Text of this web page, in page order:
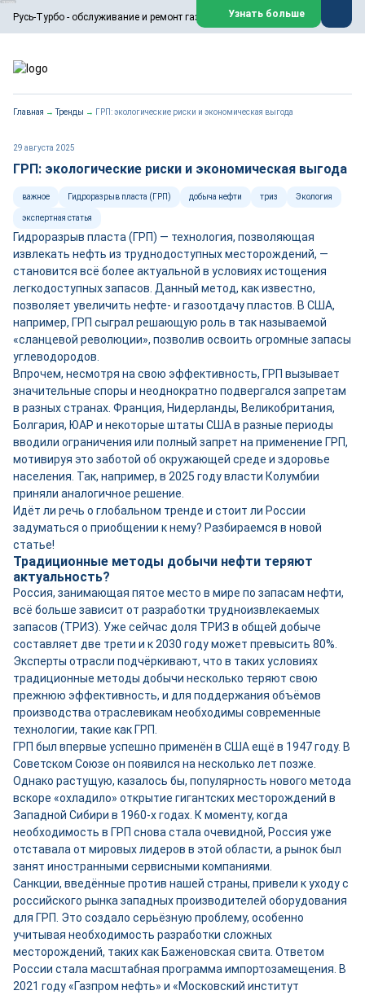
Русь-Турбо - обслуживание и ремонт газовых паровых турбин
ООО «Русь-Турбо» занимается сервисом газовых и паровых
турбин, комплексным ремонтом, восстановлением,
техническим обслуживанием оборудования ТЭС,
работают на нефтегазовых, нефтехимических,
металлургических и других предприятиях.
Реклама. ООО «Русь-Турбо», ИНН 7802588950
Узнать больше
Главная →Тренды → ГРП: экологические риски и экономическая выгода
29 августа 2025
ГРП: экологические риски и экономическая выгода
важное Гидроразрыв пласта (ГРП) добыча нефти триз Экология
экспертная статья
Гидроразрыв пласта (ГРП) — технология, позволяющая
извлекать нефть из труднодоступных месторождений, —
становится всё более актуальной в условиях истощения
легкодоступных запасов. Данный метод, как известно,
позволяет увеличить нефте- и газоотдачу пластов. В США,
например, ГРП сыграл решающую роль в так называемой
«сланцевой революции», позволив освоить огромные запасы
углеводородов.
Впрочем, несмотря на свою эффективность, ГРП вызывает
значительные споры и неоднократно подвергался запретам
в разных странах. Франция, Нидерланды, Великобритания,
Болгария, ЮАР и некоторые штаты США в разные периоды
вводили ограничения или полный запрет на применение ГРП,
мотивируя это заботой об окружающей среде и здоровье
населения. Так, например, в 2025 году власти Колумбии
приняли аналогичное решение.
Идёт ли речь о глобальном тренде и стоит ли России
задуматься о приобщении к нему? Разбираемся в новой
статье!
Традиционные методы добычи нефти теряют
актуальность?
Россия, занимающая пятое место в мире по запасам нефти,
всё больше зависит от разработки трудноизвлекаемых
запасов (ТРИЗ). Уже сейчас доля ТРИЗ в общей добыче
составляет две трети и к 2030 году может превысить 80%.
Эксперты отрасли подчёркивают, что в таких условиях
традиционные методы добычи несколько теряют свою
прежнюю эффективность, и для поддержания объёмов
производства отраслевикам необходимы современные
технологии, такие как ГРП.
ГРП был впервые успешно применён в США ещё в 1947 году. В
Советском Союзе он появился на несколько лет позже.
Однако растущую, казалось бы, популярность нового метода
вскоре «охладило» открытие гигантских месторождений в
Западной Сибири в 1960-х годах. К моменту, когда
необходимость в ГРП снова стала очевидной, Россия уже
отставала от мировых лидеров в этой области, а рынок был
занят иностранными сервисными компаниями.
Санкции, введённые против нашей страны, привели к уходу с
российского рынка западных производителей оборудования
для ГРП. Это создало серьёзную проблему, особенно
учитывая необходимость разработки сложных
месторождений, таких как Баженовская свита. Ответом
России стала масштабная программа импортозамещения. В
2021 году «Газпром нефть» и «Московский институт